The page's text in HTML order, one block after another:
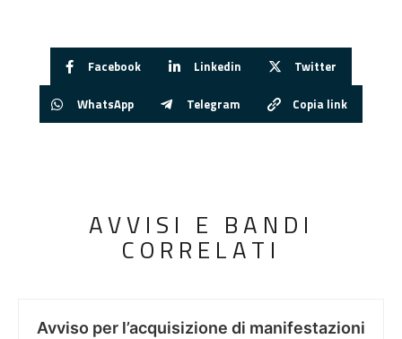
Facebook Linkedin Twitter
WhatsApp Telegram Copia link
AVVISI E BANDI
CORRELATI
Avviso per l’acquisizione di manifestazioni